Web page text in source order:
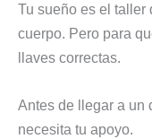
Tu sueño es el taller
cuerpo. Pero para
llaves correctas.
Antes de llegar a un
necesita tu apoyo.